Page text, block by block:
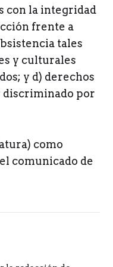
con la integridad
frente a
tales
y culturales
y d) derechos
discriminado por
como
comunicado de